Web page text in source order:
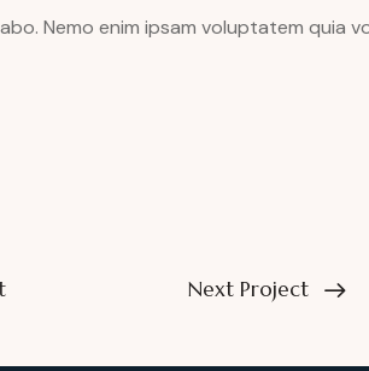
Nemo enim ipsam voluptatem
Next Project